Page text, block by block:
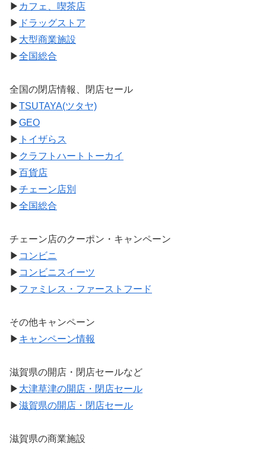
▶ カフェ、喫茶店
▶ ドラッグストア
▶ 大型商業施設
▶全国総合
全国の閉店情報、閉店セール
▶TSUTAYA(ツタヤ)
▶GEO
▶ トイザらス
▶ クラフトハートトーカイ
▶百貨店
▶チェーン店別
▶全国総合
チェーン店のクーポン・キャンペーン
▶ コンビニ
▶ コンビニスイーツ
▶ ファミレス・ファーストフード
その他キャンペーン
▶ キャンペーン情報
滋賀県の開店・閉店セールなど
▶ 大津草津の開店・閉店セール
▶滋賀県の開店・閉店セール
滋賀県の商業施設